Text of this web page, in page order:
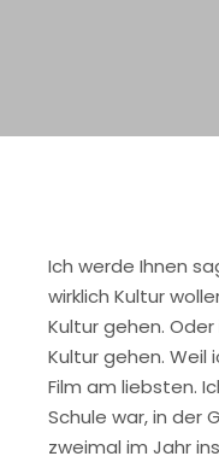
Ich werde Ihnen
wirklich Kultur
Kultur gehen.
Kultur gehen. Weil
Film am liebsten.
Schule war, in der
zweimal im Jahr